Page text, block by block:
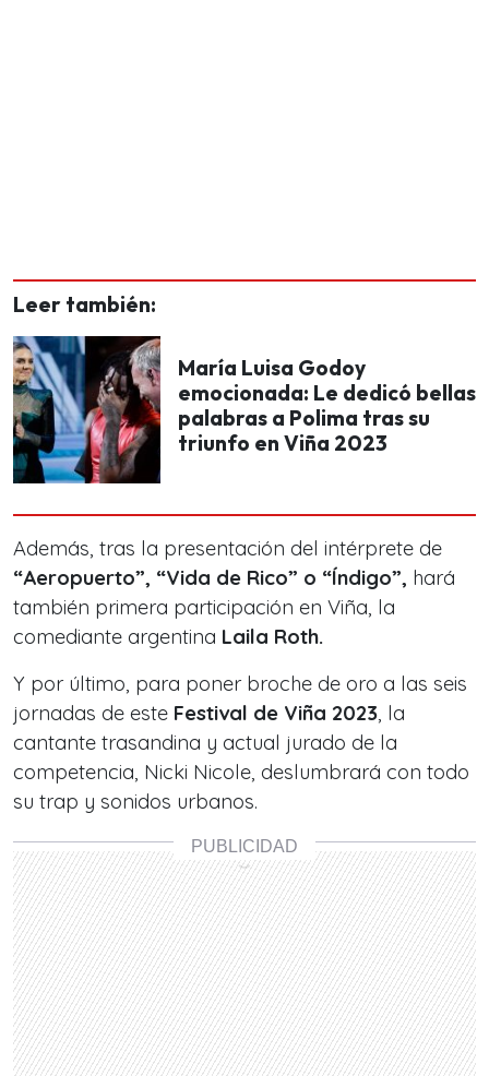
Leer también:
María Luisa Godoy
emocionada: Le dedicó bellas
palabras a Polima tras su
triunfo en Viña 2023
Además, tras la presentación del intérprete de
“Aeropuerto”, “Vida de Rico” o “Índigo”, hará
también primera participación en Viña, la
comediante argentina Laila Roth.
Y por último, para poner broche de oro a las seis
jornadas de este Festival de Viña 2023, la
cantante trasandina y actual jurado de la
competencia, Nicki Nicole, deslumbrará con todo
su trap y sonidos urbanos.